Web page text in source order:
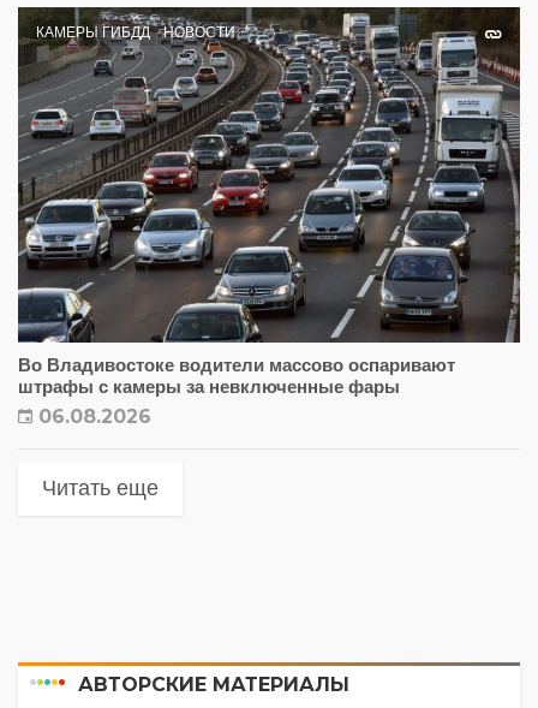
КАМЕРЫ ГИБДД НОВОСТИ
Во Владивостоке водители массово оспаривают
штрафы с камеры за невключенные фары
06.08.2026
Читать еще
АВТОРСКИЕ МАТЕРИАЛЫ